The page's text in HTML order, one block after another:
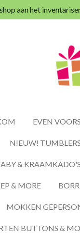
aan het
EVEN
NIEUW!
& KRAAMKADO'S
& MORE
MOKKEN
BUTTONS &